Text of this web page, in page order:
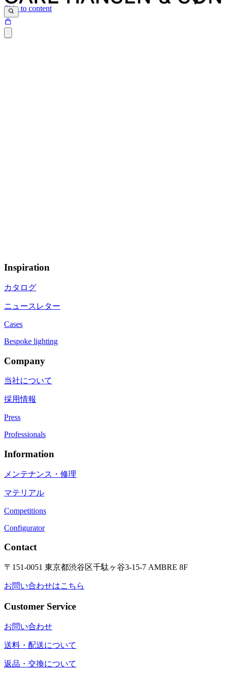
Skip to content
Inspiration
カタログ
ニュースレター
Cases
Bespoke lighting
Company
当社について
採用情報
Press
Professionals
Information
メンテナンス・修理
マテリアル
Competitions
Configurator
Contact
〒151-0051 東京都渋谷区千駄ヶ谷3-15-7 AMBRE 8F
お問い合わせはこちら
Customer Service
お問い合わせ
送料・配送について
返品・交換について